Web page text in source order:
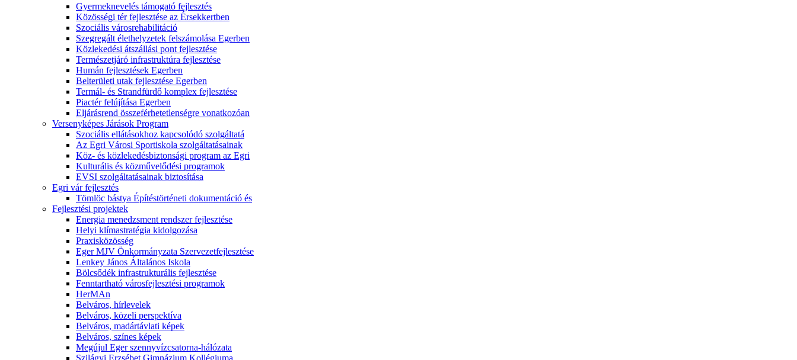
Gyermeknevelés támogató fejlesztés
Közösségi tér fejlesztése az Érsekkertben
Szociális városrehabilitáció
Szegregált élethelyzetek felszámolása Egerben
Közlekedési átszállási pont fejlesztése
Természetjáró infrastruktúra fejlesztése
Humán fejlesztések Egerben
Belterületi utak fejlesztése Egerben
Termál- és Strandfürdő komplex fejlesztése
Piactér felújítása Egerben
Eljárásrend összeférhetetlenségre vonatkozóan
Versenyképes Járások Program
Szociális ellátásokhoz kapcsolódó szolgáltatá
Az Egri Városi Sportiskola szolgáltatásainak
Köz- és közlekedésbiztonsági program az Egri
Kulturális és közművelődési programok
EVSI szolgáltatásainak biztosítása
Egri vár fejlesztés
Tömlöc bástya Építéstörténeti dokumentáció és
Fejlesztési projektek
Energia menedzsment rendszer fejlesztése
Helyi klímastratégia kidolgozása
Praxisközösség
Eger MJV Önkormányzata Szervezetfejlesztése
Lenkey János Általános Iskola
Bölcsődék infrastrukturális fejlesztése
Fenntartható városfejlesztési programok
HerMAn
Belváros, hírlevelek
Belváros, közeli perspektíva
Belváros, madártávlati képek
Belváros, színes képek
Megújul Eger szennyvízcsatorna-hálózata
Szilágyi Erzsébet Gimnázium Kollégiuma